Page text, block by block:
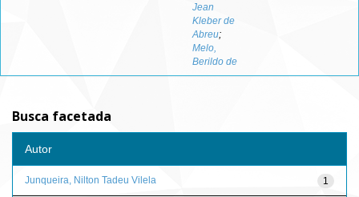
Jean
Kleber de
Abreu;
Melo,
Berildo de
Busca facetada
Autor
1
Junqueira, Nilton Tadeu Vilela